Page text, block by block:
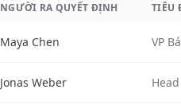
NGƯỜI RA QUYẾT ĐỊNH TIÊU
Maya Chen VP
Jonas Weber